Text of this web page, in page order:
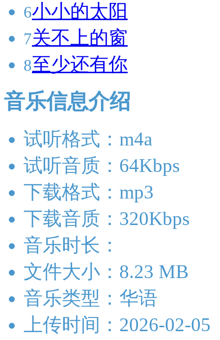
6小小的太阳
7关不上的窗
8至少还有你
音乐信息介绍
试听格式：m4a
试听音质：64Kbps
下载格式：mp3
下载音质：320Kbps
音乐时长：
文件大小：8.23 MB
音乐类型：华语
上传时间：2026-02-05